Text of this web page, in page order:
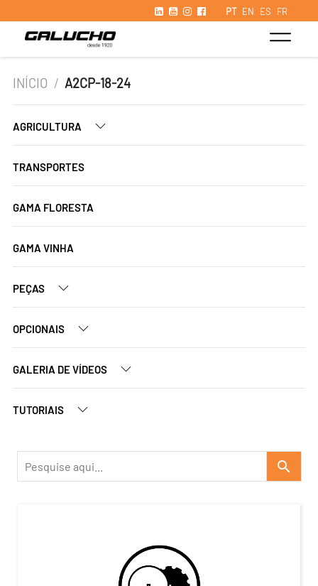
PT EN ES FR
INÍCIO / A2CP-18-24
AGRICULTURA
TRANSPORTES
GAMA FLORESTA
GAMA VINHA
PEÇAS
OPCIONAIS
GALERIA DE VÍDEOS
TUTORIAIS
search